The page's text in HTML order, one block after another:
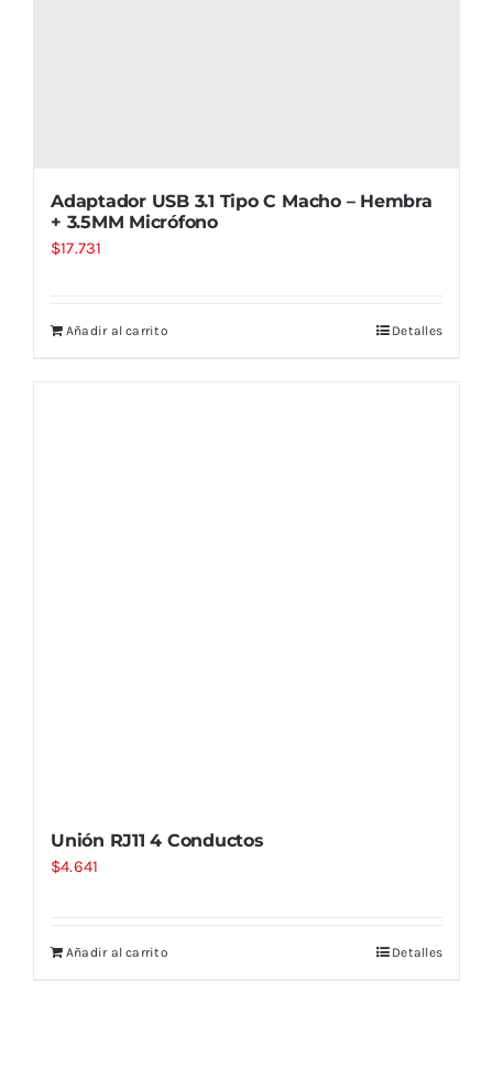
Adaptador USB 3.1 Tipo C Macho – Hembra
+ 3.5MM Micrófono
$17.731
Añadir al carrito Detalles
Unión RJ11 4 Conductos
$4.641
Añadir al carrito Detalles